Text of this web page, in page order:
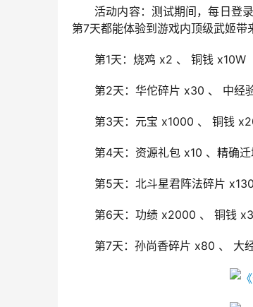
活动内容：测试期间，每日登录
第7天都能体验到游戏内顶级武姬带
第1天：烧鸡 x2 、 铜钱 x10W
第2天：华佗碎片 x30 、 中经
第3天：元宝 x1000 、 铜钱
第4天：资源礼包 x10 、精确迁
第5天：北斗星君阵法碎片
第6天：功绩 x2000 、 铜钱
第7天：孙尚香碎片 x80 、 大